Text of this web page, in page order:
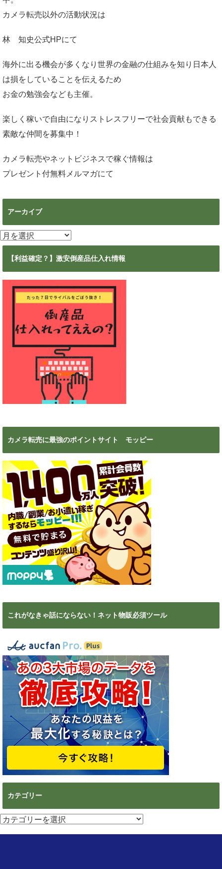
カメラ転売以外の活動状況は
林 知史公式HPにて
海外に出る機会が多くなり世界の金融の仕組みを知り日本人
は損をしていることを伝えるため
お金の勉強会なども主催。
楽しく稼いで自由になりストレスフリーで社会貢献もできる
素敵な仲間を募集中！
カメラ転売やネットビジネスで稼ぐ情報は
プレゼント付無料メルマガにて
アーカイブ
ア
ー
【利益確定？】激安倒産品仕入れ情報
カメラ転売に最強のポイントサイト モッピー
これがなきゃ話にならない！ネット物販必須ツール
カテゴリー
カ